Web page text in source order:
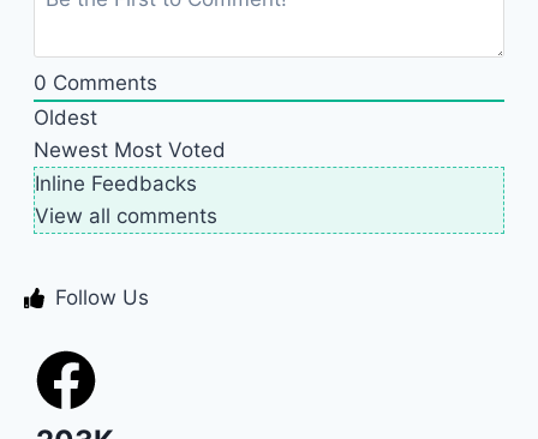
0 Comments
Oldest
Newest Most Voted
Inline Feedbacks
View all comments
Follow Us